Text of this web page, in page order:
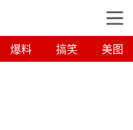
爆料 搞笑 美图